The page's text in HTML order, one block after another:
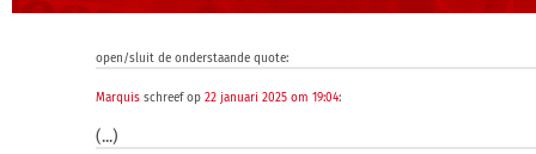
open/sluit de onderstaande quote:
Marquis schreef op 22 januari 2025 om 19:04:
(...)